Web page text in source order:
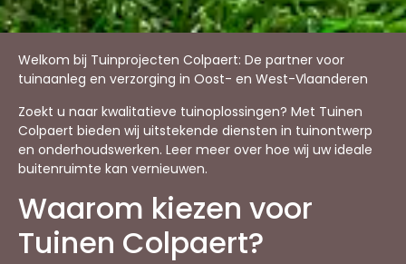
Welkom bij Tuinprojecten Colpaert: De partner voor
tuinaanleg en verzorging in Oost- en West-Vlaanderen
Zoekt u naar kwalitatieve tuinoplossingen? Met Tuinen
Colpaert bieden wij uitstekende diensten in tuinontwerp
en onderhoudswerken. Leer meer over hoe wij uw ideale
buitenruimte kan vernieuwen.
Waarom kiezen voor
Tuinen Colpaert?